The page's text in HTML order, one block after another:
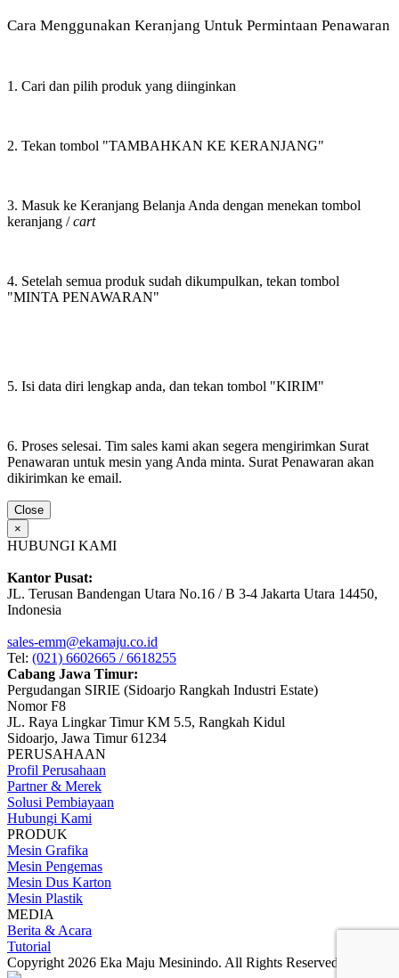
Cara Menggunakan Keranjang Untuk Permintaan Penawaran
1. Cari dan pilih produk yang diinginkan
2. Tekan tombol "TAMBAHKAN KE KERANJANG"
3. Masuk ke Keranjang Belanja Anda dengan menekan tombol
keranjang /cart
4. Setelah semua produk sudah dikumpulkan, tekan tombol
"MINTA PENAWARAN"
5. Isi data diri lengkap anda, dan tekan tombol "KIRIM"
6. Proses selesai. Tim sales kami akan segera mengirimkan Surat
Penawaran untuk mesin yang Anda minta. Surat Penawaran akan
dikirimkan ke email.
Close
×
HUBUNGI KAMI
Kantor Pusat:
JL. Terusan Bandengan Utara No.16 / B 3-4 Jakarta Utara 14450,
Indonesia
sales-emm@ekamaju.co.id
Tel: (021) 6602665 / 6618255
Cabang Jawa Timur:
Pergudangan SIRIE (Sidoarjo Rangkah Industri Estate)
Nomor F8
JL. Raya Lingkar Timur KM 5.5, Rangkah Kidul
Sidoarjo, Jawa Timur 61234
PERUSAHAAN
Profil Perusahaan
Partner & Merek
Solusi Pembiayaan
Hubungi Kami
PRODUK
Mesin Grafika
Mesin Pengemas
Mesin Dus Karton
Mesin Plastik
MEDIA
Berita & Acara
Tutorial
Copyright 2026 Eka Maju Mesinindo. All Rights Reserved.